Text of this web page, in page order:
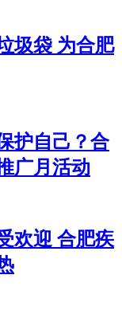
圾袋 为合肥
护自己？合
广月活动
欢迎 合肥疾